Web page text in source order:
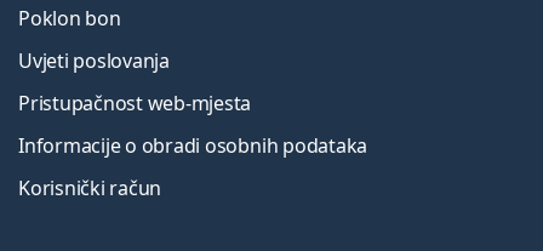
Poklon bon
Uvjeti poslovanja
Pristupačnost web-mjesta
Informacije o obradi osobnih podataka
Korisnički račun